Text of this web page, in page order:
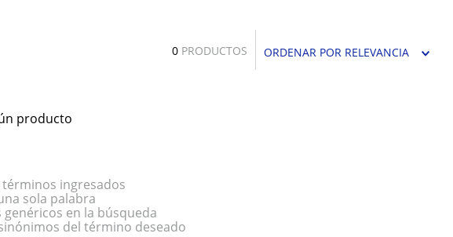
0 PRODUCTOS ORDENAR POR RELEVANCIA
producto
ingresados
sola palabra
en la búsqueda
del término deseado